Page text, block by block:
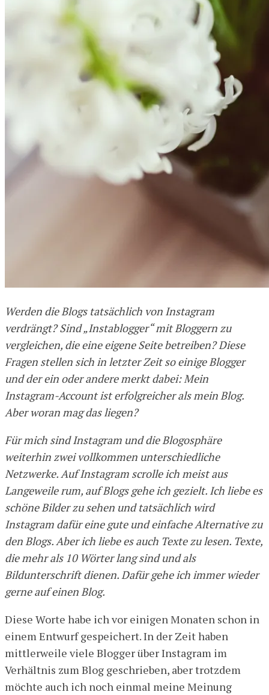
Werden die Blogs tatsächlich von Instagram
verdrängt? Sind „Instablogger“ mit Bloggern zu
vergleichen, die eine eigene Seite betreiben? Diese
Fragen stellen sich in letzter Zeit so einige Blogger
und der ein oder andere merkt dabei: Mein
Instagram-Account ist erfolgreicher als mein Blog.
Aber woran mag das liegen?
Für mich sind Instagram und die Blogosphäre
weiterhin zwei vollkommen unterschiedliche
Netzwerke. Auf Instagram scrolle ich meist aus
Langeweile rum, auf Blogs gehe ich gezielt. Ich liebe es
schöne Bilder zu sehen und tatsächlich wird
Instagram dafür eine gute und einfache Alternative zu
den Blogs. Aber ich liebe es auch Texte zu lesen. Texte,
die mehr als 10 Wörter lang sind und als
Bildunterschrift dienen. Dafür gehe ich immer wieder
gerne auf einen Blog.
Diese Worte habe ich vor einigen Monaten schon in
einem Entwurf gespeichert. In der Zeit haben
mittlerweile viele Blogger über Instagram im
Verhältnis zum Blog geschrieben, aber trotzdem
möchte auch ich noch einmal meine Meinung